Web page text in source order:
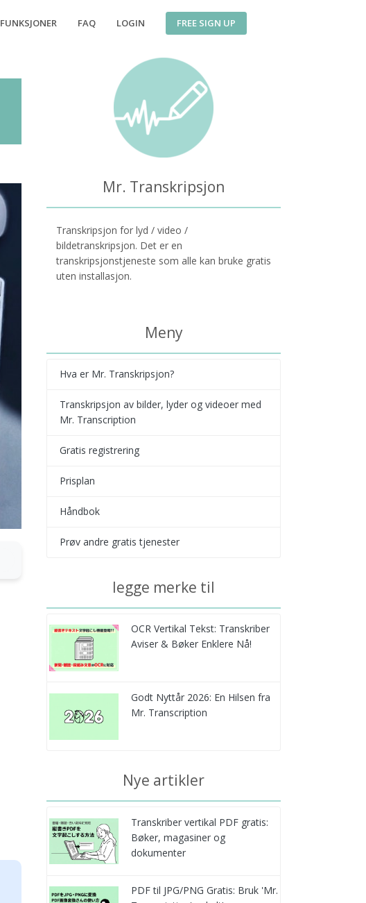
FUNKSJONER FAQ LOGIN FREE SIGN UP
Mr. Transkripsjon
Transkripsjon for lyd / video /
bildetranskripsjon. Det er en
transkripsjonstjeneste som alle kan bruke gratis
uten installasjon.
Meny
Hva er Mr. Transkripsjon?
Transkripsjon av bilder, lyder og videoer med
Mr. Transcription
Gratis registrering
Prisplan
Håndbok
Prøv andre gratis tjenester
legge merke til
OCR Vertikal Tekst: Transkriber
Aviser & Bøker Enklere Nå!
Godt Nyttår 2026: En Hilsen fra
Mr. Transcription
Nye artikler
Transkriber vertikal PDF gratis:
Bøker, magasiner og
dokumenter
PDF til JPG/PNG Gratis: Bruk 'Mr.